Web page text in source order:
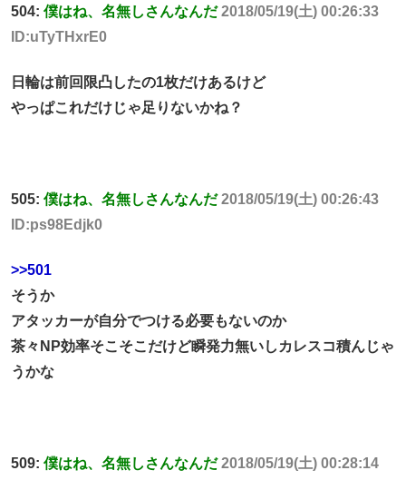
504: 僕はね、名無しさんなんだ 2018/05/19(土) 00:26:33
ID:uTyTHxrE0
日輪は前回限凸したの1枚だけあるけど
やっぱこれだけじゃ足りないかね？
505: 僕はね、名無しさんなんだ 2018/05/19(土) 00:26:43
ID:ps98Edjk0
>>501
そうか
アタッカーが自分でつける必要もないのか
茶々NP効率そこそこだけど瞬発力無いしカレスコ積んじゃ
うかな
509: 僕はね、名無しさんなんだ 2018/05/19(土) 00:28:14